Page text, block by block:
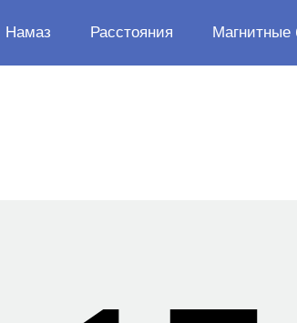
Намаз Расстояния Магнитные